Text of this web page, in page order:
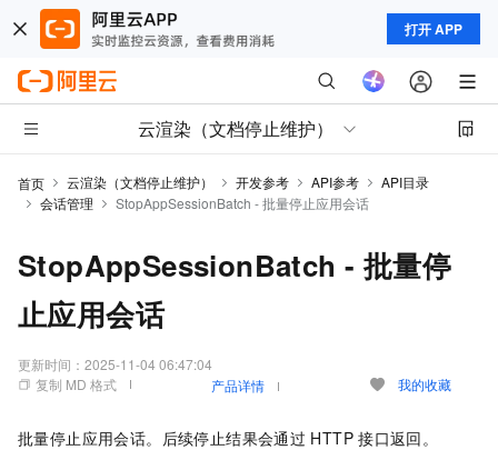
打开 APP
云渲染（文档停止维护）
首页 云渲染（文档停止维护） 开发参考 API参考
API目录
会话管理
StopAppSessionBatch - 批量停止应用会话
StopAppSessionBatch - 批量停
止应用会话
更新时间： 2025-11-04 06:47:04
复制 MD 格式
产品详情 我的收藏
批量停止应用会话。后续停止结果会通过 HTTP 接口返回。